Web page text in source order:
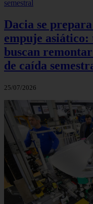
Dacia se
empuje asiático:
buscan
de caída
25/07/2026